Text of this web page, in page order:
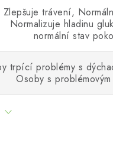
Zlepšuje trávení,
Normalizuje hladinu
normální stav
trpící problémy s
Osoby s